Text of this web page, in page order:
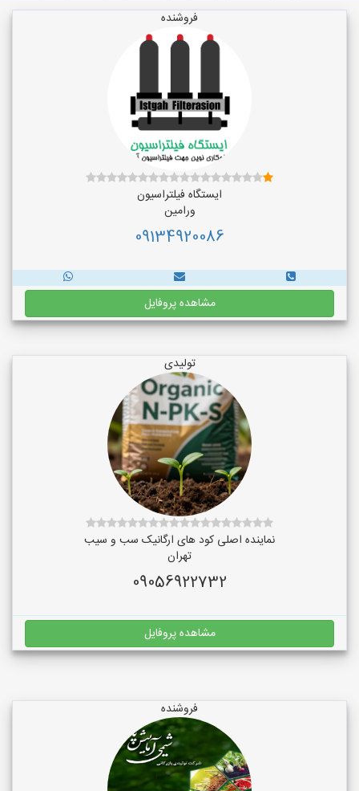
فروشنده
ایستگاه فیلتراسیون
ورامین
09134920086
مشاهده پروفایل
تولیدی
نماینده اصلی کود های ارگانیک سب و سیب
تهران
09056922732
مشاهده پروفایل
فروشنده